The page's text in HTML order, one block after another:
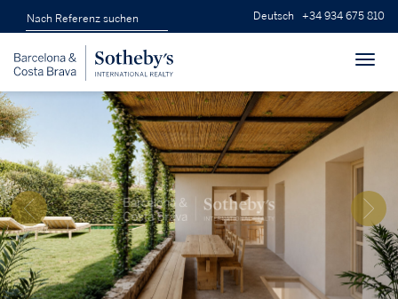
Deutsch +34 934 675 810